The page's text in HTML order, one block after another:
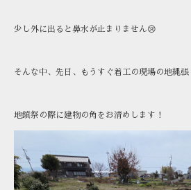
少し外に出ると鼻水が止まりません😢
そんな中、先日、もうすぐ着工の現場の地縄張
地鎮祭の際に建物の角をお清めします！